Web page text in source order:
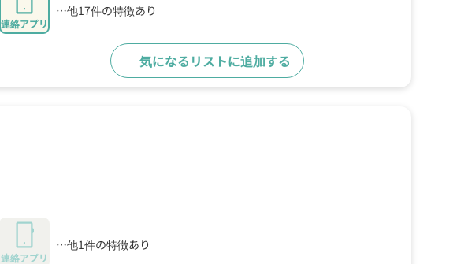
連絡アプリ
…他17件の特徴あり
気になるリストに追加する
連絡アプリ
…他1件の特徴あり